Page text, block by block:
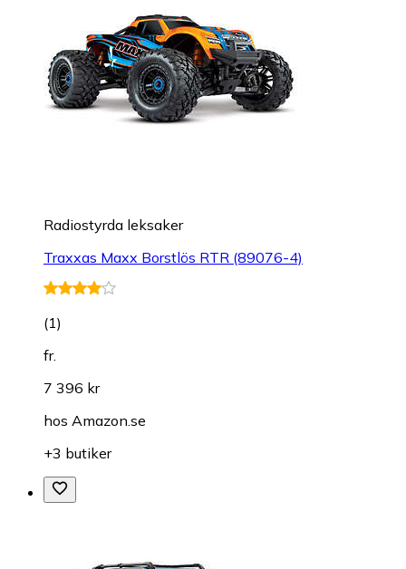
Radiostyrda leksaker
Traxxas Maxx Borstlös RTR (89076-4)
(1)
fr.
7 396 kr
hos Amazon.se
+3 butiker